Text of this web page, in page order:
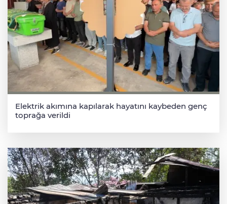
Elektrik akımına kapılarak hayatını kaybeden genç
toprağa verildi